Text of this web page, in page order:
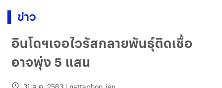
ข่าว
อินโดฯเจอไวรัสกลายพันธุ์ติดเชื้อ
อาจพุ่ง 5 แสน